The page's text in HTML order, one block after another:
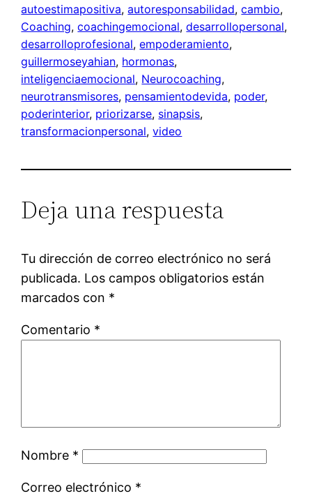
autoestimapositiva, autoresponsabilidad, cambio
Coaching, coachingemocional, desarrollopersonal
desarrolloprofesional, empoderamiento
guillermoseyahian, hormonas
inteligenciaemocional, Neurocoaching
neurotransmisores, pensamientodevida, poder
poderinterior, priorizarse, sinapsis
transformacionpersonal, video
Deja una respuesta
Tu dirección de correo electrónico no será
publicada. Los campos obligatorios están
marcados con *
Comentario *
Nombre *
Correo electrónico *